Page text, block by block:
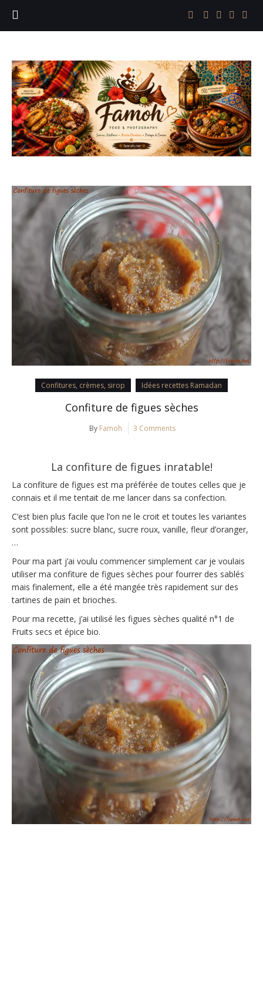
Confitures, crèmes, sirop Idées recettes Ramadan
Confiture de figues sèches
By Famoh 3 Comments
La confiture de figues inratable!
La confiture de figues est ma préférée de toutes celles que je
connais et il me tentait de me lancer dans sa confection.
C’est bien plus facile que l’on ne le croit et toutes les variantes
sont possibles: sucre blanc, sucre roux, vanille, fleur d’oranger,
…
Pour ma part j’ai voulu commencer simplement car je voulais
utiliser ma confiture de figues sèches pour fourrer des sablés
mais finalement, elle a été mangée très rapidement sur des
tartines de pain et brioches.
Pour ma recette, j’ai utilisé les figues sèches qualité n°1 de
Fruits secs et épice bio.